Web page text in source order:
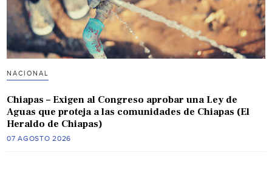
NACIONAL
Chiapas – Exigen al Congreso aprobar una Ley de
Aguas que proteja a las comunidades de Chiapas (El
Heraldo de Chiapas)
07 AGOSTO 2026